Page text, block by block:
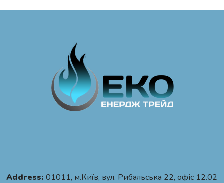
Address: 01011, м.Київ, вул. Рибальська 22, офіс 12.02